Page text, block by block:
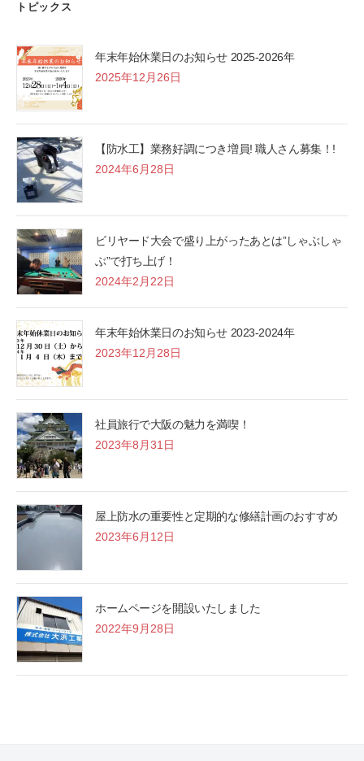
トピックス
年末年始休業日のお知らせ 2025-2026年
2025年12月26日
【防水工】業務好調につき増員! 職人さん募集！!
2024年6月28日
ビリヤード大会で盛り上がったあとは”しゃぶしゃ
ぶ”で打ち上げ！
2024年2月22日
年末年始休業日のお知らせ 2023-2024年
2023年12月28日
社員旅行で大阪の魅力を満喫！
2023年8月31日
屋上防水の重要性と定期的な修繕計画のおすすめ
2023年6月12日
ホームページを開設いたしました
2022年9月28日